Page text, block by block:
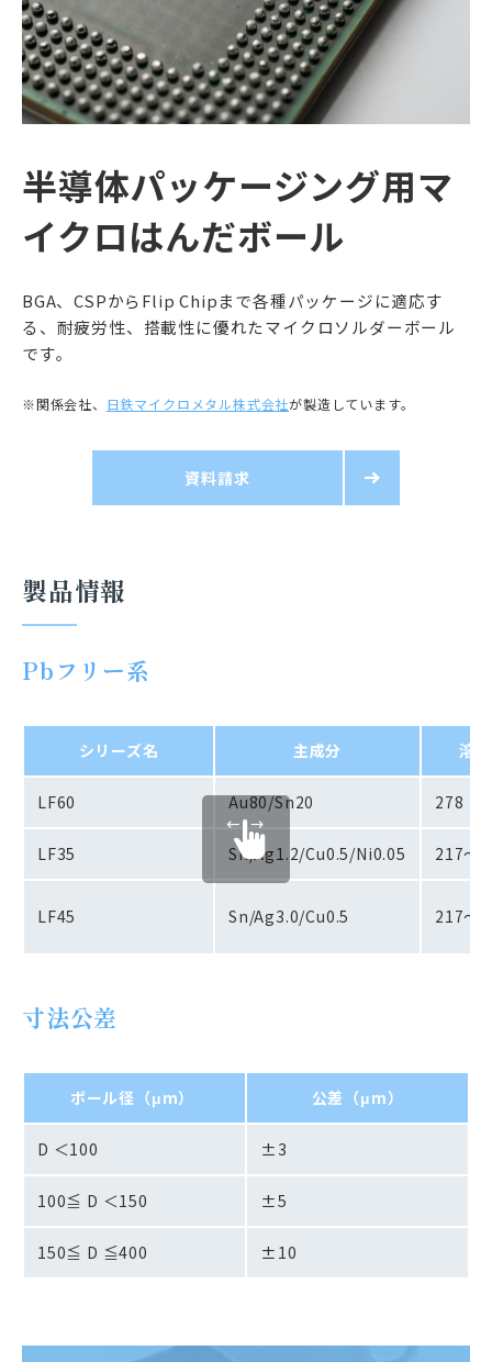
半導体パッケージング用マ
イクロはんだボール
BGA、CSPからFlip Chipまで各種パッケージに適応す
る、耐疲労性、搭載性に優れたマイクロソルダーボール
です。
※関係会社、 日鉄マイクロメタル株式会社が製造しています。
資料請求
製品情報
Pbフリー系
シリーズ名 主成分 溶
LF60 Au80/Sn20 278
LF35 Sn/Ag1.2/Cu0.5/Ni0.05 217～
LF45 Sn/Ag3.0/Cu0.5 217～
寸法公差
ボール径（μm） 公差（μm）
D ＜100 ±3
100≦ D ＜150 ±5
150≦ D ≦400 ±10